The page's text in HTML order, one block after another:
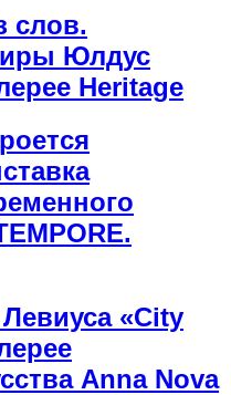
слов.
Юлдус
Heritage
«City
Anna Nova